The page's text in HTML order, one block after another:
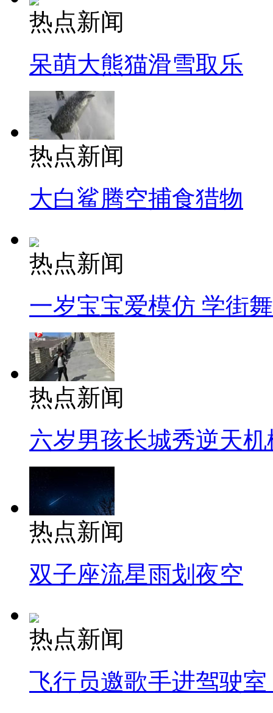
热点新闻
呆萌大熊猫滑雪取乐
热点新闻
大白鲨腾空捕食猎物
热点新闻
一岁宝宝爱模仿 学街
热点新闻
六岁男孩长城秀逆天机
热点新闻
双子座流星雨划夜空
热点新闻
飞行员邀歌手进驾驶